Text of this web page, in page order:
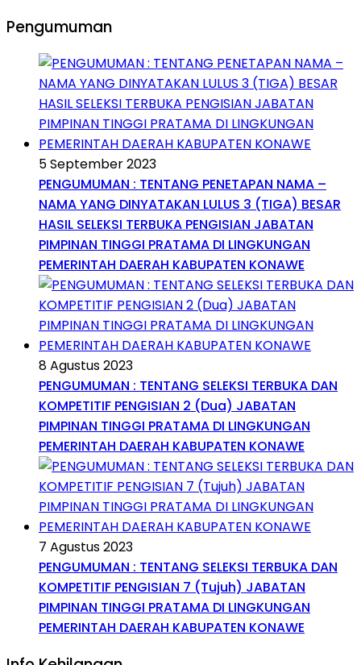
Pengumuman
5 September 2023
PENGUMUMAN : TENTANG PENETAPAN NAMA –
NAMA YANG DINYATAKAN LULUS 3 (TIGA) BESAR
HASIL SELEKSI TERBUKA PENGISIAN JABATAN
PIMPINAN TINGGI PRATAMA DI LINGKUNGAN
PEMERINTAH DAERAH KABUPATEN KONAWE
8 Agustus 2023
PENGUMUMAN : TENTANG SELEKSI TERBUKA DAN
KOMPETITIF PENGISIAN 2 (Dua) JABATAN
PIMPINAN TINGGI PRATAMA DI LINGKUNGAN
PEMERINTAH DAERAH KABUPATEN KONAWE
7 Agustus 2023
PENGUMUMAN : TENTANG SELEKSI TERBUKA DAN
KOMPETITIF PENGISIAN 7 (Tujuh) JABATAN
PIMPINAN TINGGI PRATAMA DI LINGKUNGAN
PEMERINTAH DAERAH KABUPATEN KONAWE